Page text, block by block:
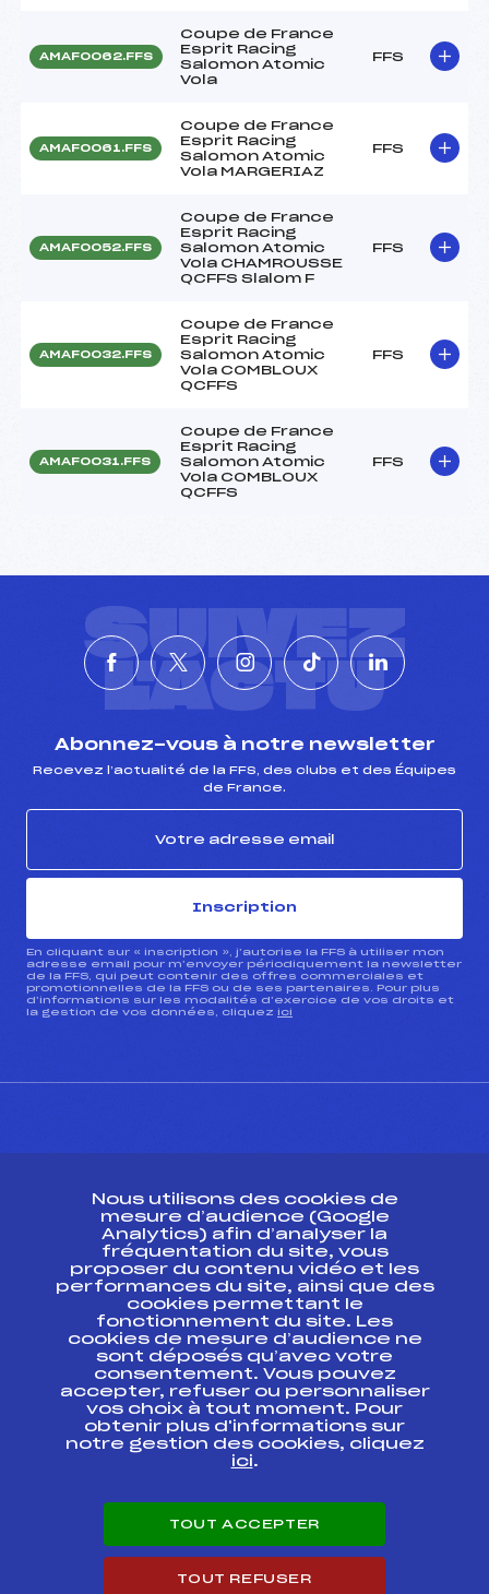
AMAF0062.FFS
Coupe de France
Esprit Racing
Salomon Atomic
Vola
FFS
AMAF0061.FFS
Coupe de France
Esprit Racing
Salomon Atomic
Vola MARGERIAZ
FFS
AMAF0052.FFS
Coupe de France
Esprit Racing
Salomon Atomic
Vola CHAMROUSSE
QCFFS Slalom F
FFS
AMAF0032.FFS
Coupe de France
Esprit Racing
Salomon Atomic
Vola COMBLOUX
QCFFS
FFS
AMAF0031.FFS
Coupe de France
Esprit Racing
Salomon Atomic
Vola COMBLOUX
QCFFS
FFS
SUIVEZ
L'ACTU
Abonnez-vous à notre newsletter
Recevez l’actualité de la FFS, des clubs et des Équipes
de France.
Inscription
En cliquant sur « inscription », j’autorise la FFS à utiliser mon
adresse email pour m’envoyer périodiquement la newsletter
de la FFS, qui peut contenir des offres commerciales et
promotionnelles de la FFS ou de ses partenaires. Pour plus
d’informations sur les modalités d’exercice de vos droits et
la gestion de vos données, cliquez ici
ESPACE PRESSE
Ressources
Pass’Neige
Projet sportif fédéral
Projet de performance fédéral
Antidopage
Pôle Développement, Formation, Suivi
Scientifique
Listes ministérielles
Pôle vie de l’athlète
Carrières
Nous utilisons des cookies de
mesure d’audience (Google
Analytics) afin d’analyser la
fréquentation du site, vous
proposer du contenu vidéo et les
performances du site, ainsi que des
cookies permettant le
fonctionnement du site. Les
cookies de mesure d’audience ne
sont déposés qu’avec votre
consentement. Vous pouvez
accepter, refuser ou personnaliser
vos choix à tout moment. Pour
obtenir plus d'informations sur
notre gestion des cookies, cliquez
ici.
TOUT ACCEPTER
TOUT REFUSER